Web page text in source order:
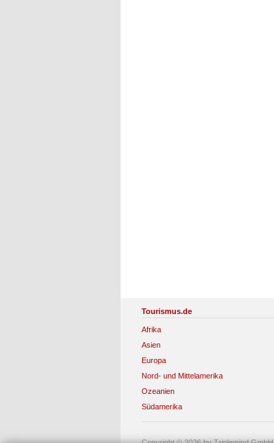
Tourismus.de
Afrika
Asien
Europa
Nord- und Mittelamerika
Ozeanien
Südamerika